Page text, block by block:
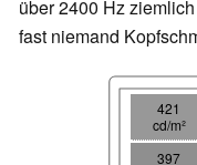
über 2400 Hz
fast niemand
421
cd/m²
397